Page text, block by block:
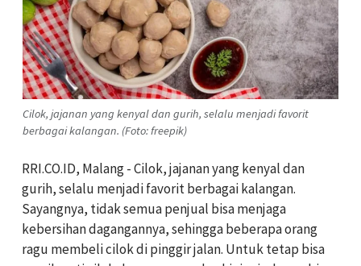
Cilok, jajanan yang kenyal dan gurih, selalu menjadi favorit
berbagai kalangan. (Foto: freepik)
RRI.CO.ID, Malang - Cilok, jajanan yang kenyal dan
gurih, selalu menjadi favorit berbagai kalangan.
Sayangnya, tidak semua penjual bisa menjaga
kebersihan dagangannya, sehingga beberapa orang
ragu membeli cilok di pinggir jalan. Untuk tetap bisa